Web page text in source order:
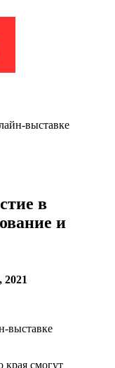
выставке
в
и
2021
края смогут